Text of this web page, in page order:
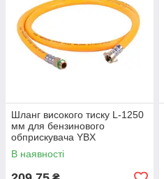
Шланг високого тиску L-1250
мм для бензинового
обприскувача YBX
В наявності